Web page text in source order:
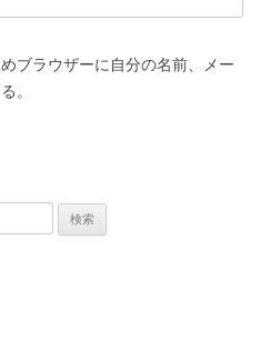
ブラウザーに自分の名前、メー
。